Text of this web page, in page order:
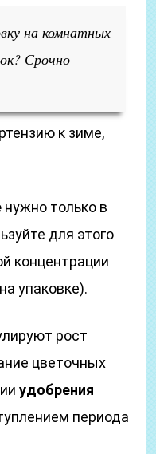
на комнатных
Срочно
к зиме,
нужно только в
для этого
концентрации
упаковке).
рост
цветочных
удобрения
периода